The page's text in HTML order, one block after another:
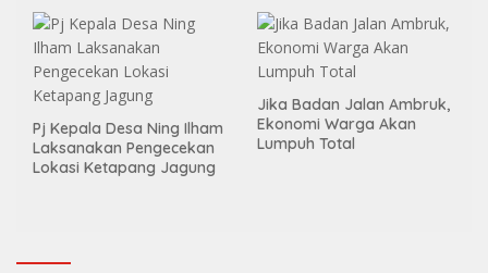
Pj Kepala Desa Ning Ilham
Laksanakan Pengecekan
Lokasi Ketapang Jagung
Jika Badan Jalan Ambruk,
Ekonomi Warga Akan
Lumpuh Total